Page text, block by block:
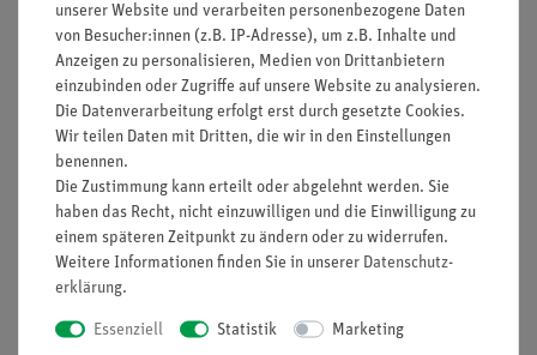
Steißbein
Kreuzbein
Bauchfelltasche zwischen Mastdarm und Harnblase
Harnblase
Einmündung des Harnleiters
Innere Harnröhrenmündung
_x000D_
Endfaden des Rückenmarks
Versandkostenfrei ab 300,- €
unserer Website und verarbeiten personenbezogene Daten
von Besucher:innen (z.B. IP-Adresse), um z.B. Inhalte und
Anzeigen zu personalisieren, Medien von Drittanbietern
einzubinden oder Zugriffe auf unsere Website zu analysieren.
Die Datenverarbeitung erfolgt erst durch gesetzte Cookies.
Wir teilen Daten mit Dritten, die wir in den Einstellungen
benennen.
Die Zustimmung kann erteilt oder abgelehnt werden. Sie
haben das Recht, nicht einzuwilligen und die Einwilligung zu
einem späteren Zeitpunkt zu ändern oder zu widerrufen.
Weitere Informationen finden Sie in unserer Daten­schutz­
erklärung.
Essenziell Statistik Marketing